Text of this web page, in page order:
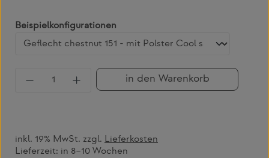
Beispielkonfigurationen
Produkt Anzahl: Gib den gewünschten
in den Warenkorb
inkl. 19% MwSt. zzgl. Lieferkosten
Lieferzeit: in 8–10 Wochen